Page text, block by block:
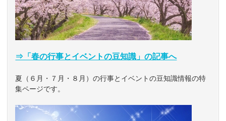
⇒「春の行事とイベントの豆知識」の記事へ
夏（６月・７月・８月）の行事とイベントの豆知識情報の特
集ページです。